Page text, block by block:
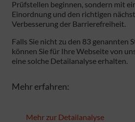
Prüfstellen beginnen, sondern mit
Einordnung und den richtigen
Verbesserung der Barrierefreiheit.
Falls Sie nicht zu den 83 genannten
können Sie für Ihre Webseite von
eine solche Detailanalyse erhalten.
Mehr erfahren:
Mehr zur Detailanalyse